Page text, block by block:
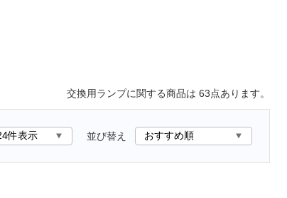
交換用ランプに関する商品は 63点あります。
並び替え